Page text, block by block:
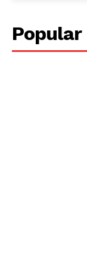
Popular